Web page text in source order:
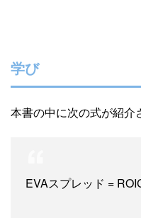
学び
本書の中に次の式が紹介
EVAスプレッド =